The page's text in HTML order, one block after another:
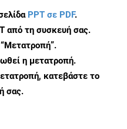
PPT σε PDF.
από τη συσκευή σας.
“Μετατροπή”.
η μετατροπή.
κατεβάστε το
σας.